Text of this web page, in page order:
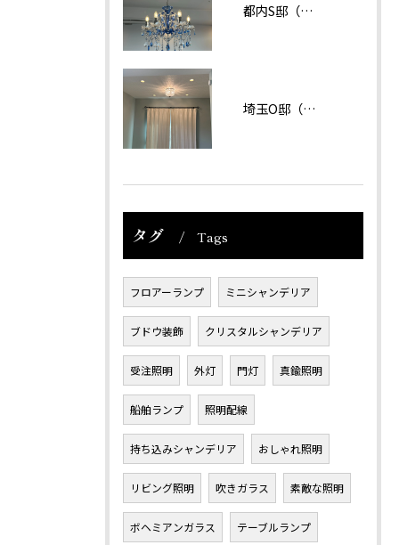
都内S邸（マンション）
埼玉O邸（戸建て）
タグ Tags
フロアーランプ ミニシャンデリア
ブドウ装飾 クリスタルシャンデリア
受注照明 外灯 門灯 真鍮照明
船舶ランプ 照明配線
持ち込みシャンデリア おしゃれ照明
リビング照明 吹きガラス 素敵な照明
ボヘミアンガラス テーブルランプ